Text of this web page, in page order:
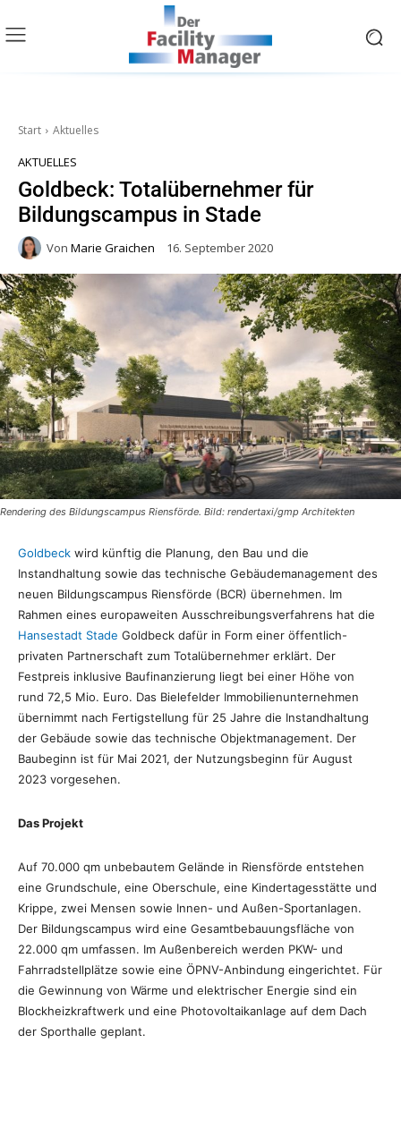
Start Aktuelles
AKTUELLES
Goldbeck: Totalübernehmer für
Bildungscampus in Stade
Von Marie Graichen 16. September 2020
Rendering des Bildungscampus Riensförde. Bild: rendertaxi/gmp Architekten
Goldbeck wird künftig die Planung, den Bau und die
Instandhaltung sowie das technische Gebäudemanagement des
neuen Bildungscampus Riensförde (BCR) übernehmen. Im
Rahmen eines europaweiten Ausschreibungsverfahrens hat die
Hansestadt Stade Goldbeck dafür in Form einer öffentlich-
privaten Partnerschaft zum Totalübernehmer erklärt. Der
Festpreis inklusive Baufinanzierung liegt bei einer Höhe von
rund 72,5 Mio. Euro. Das Bielefelder Immobilienunternehmen
übernimmt nach Fertigstellung für 25 Jahre die Instandhaltung
der Gebäude sowie das technische Objektmanagement. Der
Baubeginn ist für Mai 2021, der Nutzungsbeginn für August
2023 vorgesehen.
Das Projekt
Auf 70.000 qm unbebautem Gelände in Riensförde entstehen
eine Grundschule, eine Oberschule, eine Kindertagesstätte und
Krippe, zwei Mensen sowie Innen- und Außen-Sportanlagen.
Der Bildungscampus wird eine Gesamtbebauungsfläche von
22.000 qm umfassen. Im Außenbereich werden PKW- und
Fahrradstellplätze sowie eine ÖPNV-Anbindung eingerichtet. Für
die Gewinnung von Wärme und elektrischer Energie sind ein
Blockheizkraftwerk und eine Photovoltaikanlage auf dem Dach
der Sporthalle geplant.